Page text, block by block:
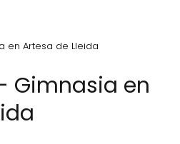
en Artesa de Lleida